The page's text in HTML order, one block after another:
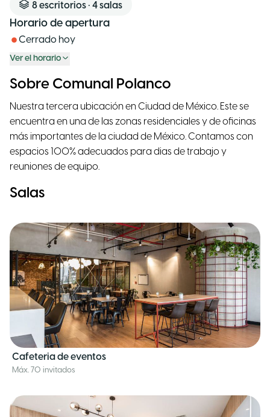
8escritorios • 4salas
Horario de apertura
Cerrado hoy
Ver el horario
Sobre Comunal Polanco
Nuestra tercera ubicación en Ciudad de México. Este se
encuentra en una de las zonas residenciales y de oficinas
más importantes de la ciudad de México. Contamos con
espacios 100% adecuados para dias de trabajo y
reuniones de equipo.
Salas
Cafeteria de eventos
Máx. 70 invitados